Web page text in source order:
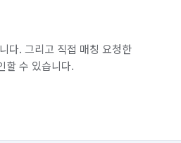
다. 그리고 직접 매칭 요청한
할 수 있습니다.